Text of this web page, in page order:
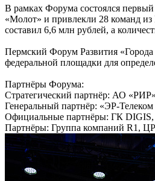
В рамках Форума состоялся
«Молот» и привлекли 28 команд из
составил 6,6 млн рублей, а
Пермский Форум Развития «Города
федеральной площадки для
Партнёры Форума:
Стратегический партнёр: АО «РИР»
Генеральный партнёр: «ЭР-
Официальные партнёры: ГК
Партнёры: Группа компаний R1,